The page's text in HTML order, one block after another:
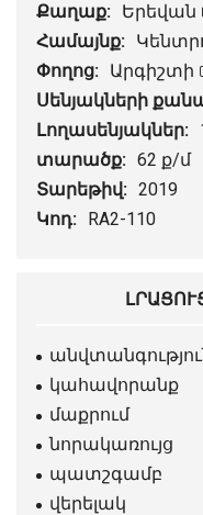
Քաղաք: Երեվան
Համայնք:
Փողոց: Արգիշտի
Սենյակների
Լողասենյակներ:
տարածք: 62 ք/մ
Տարեթիվ: 2019
Կոդ: RA2-110
կահավորանք
մաքրում
նորակառույց
պատշգամբ
վերելակ